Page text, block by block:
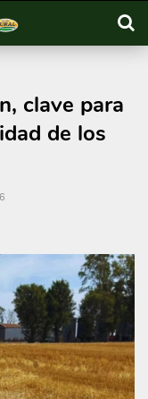
clave para
de los